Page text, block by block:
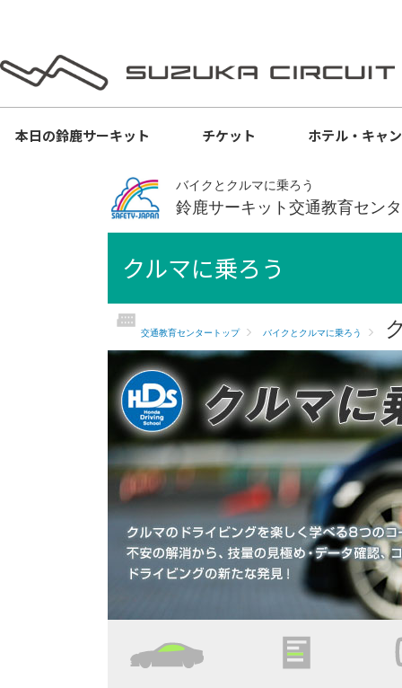
本日の鈴鹿サーキット チケット ホテル・キャ
バイクとクルマに乗ろう
鈴鹿サーキット交通教育セン
クルマに乗ろう
交通教育センタートップ バイクとクルマに乗ろう